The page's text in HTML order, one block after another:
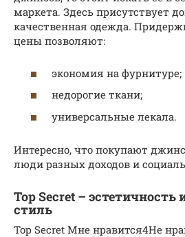
маркета. Здесь присутствует
качественная одежда.
цены позволяют:
экономия на фурнитуре;
недорогие ткани;
универсальные лекала.
Интересно, что покупают
люди разных доходов и
Top Secret –
стиль
Top Secret Мне нравится4Не